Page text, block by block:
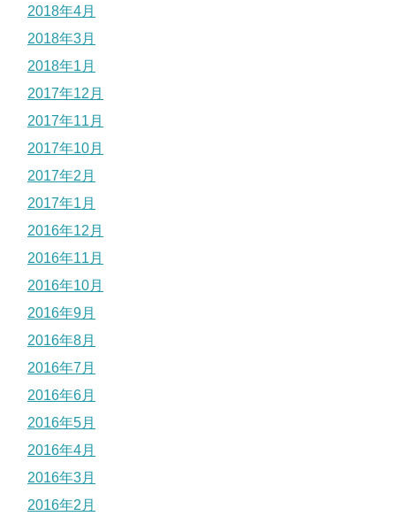
2018年4月
2018年3月
2018年1月
2017年12月
2017年11月
2017年10月
2017年2月
2017年1月
2016年12月
2016年11月
2016年10月
2016年9月
2016年8月
2016年7月
2016年6月
2016年5月
2016年4月
2016年3月
2016年2月